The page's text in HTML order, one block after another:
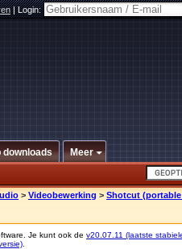
|Login:
downloads Meer
> Videobewerking > Shotcut (portable
Je kunt ook de v20.07.11 (laatste